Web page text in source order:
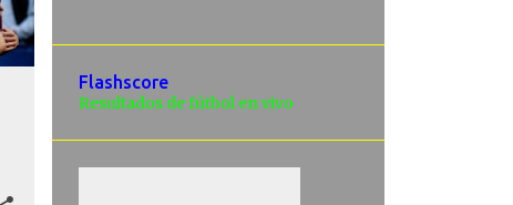
Flashscore
Resultados de fútbol en vivo